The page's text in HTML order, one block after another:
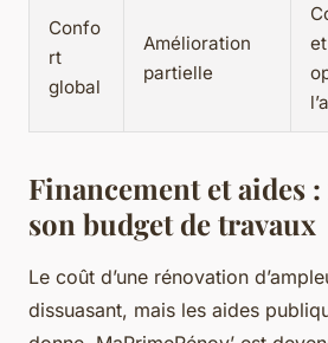
Confo
rt
global
Amélioration
partielle
Financement et aides
son budget de travaux
Le coût d’une rénovation
dissuasant, mais les aides